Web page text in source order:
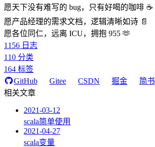
愿天下没有难写的 bug，只有好喝的咖啡 ☕️
愿产品经理的需求文档，逻辑清晰如诗 📄
愿各位同仁，远离 ICU，拥抱 955 🫶
1156 日志
110 分类
164 标签
GitHub
Gitee CSDN 掘金 简书
相关文章
2021-03-12
scala简单使用
2021-04-27
scala变量